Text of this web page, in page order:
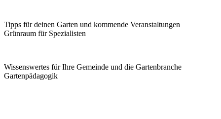
Tipps für deinen Garten und kommende Veranstaltungen
Grünraum für Spezialisten
Wissenswertes für Ihre Gemeinde und die Gartenbranche
Garten­pädagogik